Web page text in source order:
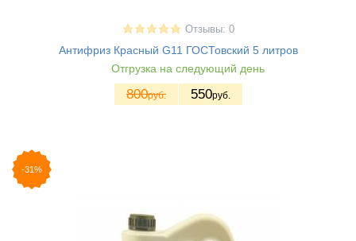
Отзывы: 0
Антифриз Красный G11 ГОСТовский 5 литров
Отгрузка на следующий день
800руб. 550руб.
-31%